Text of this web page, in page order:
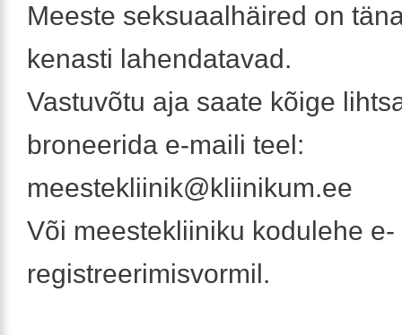
Meeste seksuaalhäired on
kenasti lahendatavad.
Vastuvõtu aja saate kõige
broneerida e-maili teel:
meestekliinik@kliinikum.ee
Või meestekliiniku kodulehe e-
registreerimisvormil.